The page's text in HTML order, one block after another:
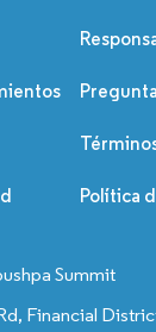
Política
Summit
Financial